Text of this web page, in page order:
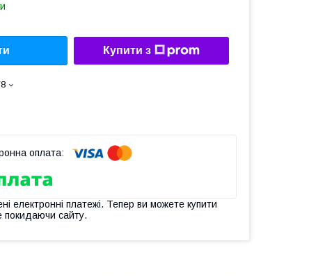
Купити з
електронні платежі. Тепер ви можете купити
покидаючи сайту.